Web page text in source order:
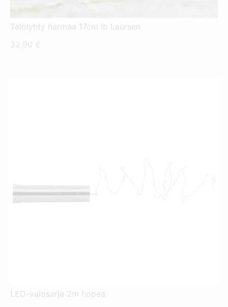
Talolyhty harmaa 17cm Ib Laursen
32,90 €
LED-valosarja 2m hopea